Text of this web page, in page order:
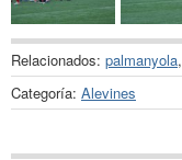
Relacionados: palmanyola,
Categoría: Alevines